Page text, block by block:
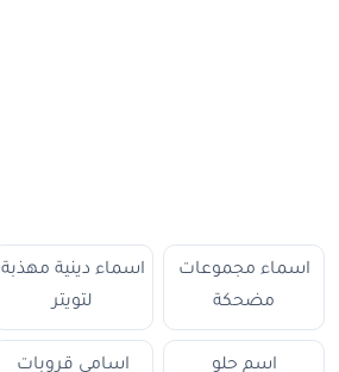
اسماء مجموعات
مضحكة
اسماء دينية مهذبة
لتويتر
اسم حلو اسامي قروبات